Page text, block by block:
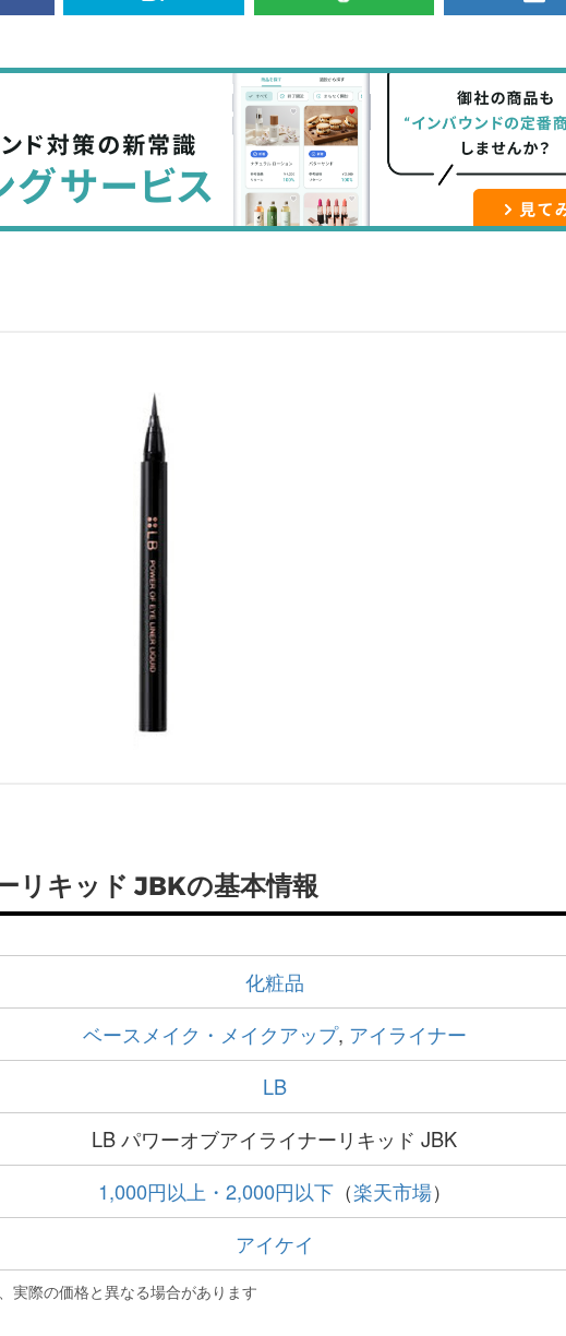
は
な
ッ
ク
マ
RSS
記
事
を
購
読
メ
マ
ガ
登
録
す
リキッド JBKの基本情報
化粧品
ベースメイク・メイクアップ, アイライナー
LB
LB パワーオブアイライナーリキッド JBK
1,000円以上・2,000円以下（楽天市場）
アイケイ
実際の価格と異なる場合があります